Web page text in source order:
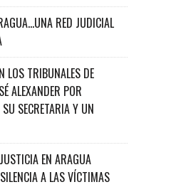
RED JUDICIAL
LOS TRIBUNALES DE
ALEXANDER POR
SECRETARIA Y UN
EN ARAGUA
A LAS VÍCTIMAS